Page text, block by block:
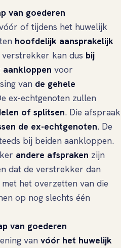
van goederen
of tijdens het huwelijk
hoofdelijk aansprakelijk
kan dus bij
voor
van de gehele
ex-echtgenoten zullen
of splitsen. Die afspraak
de ex-echtgenoten. De
bij beiden aankloppen.
andere afspraken zijn
dat de verstrekker dan
het overzetten van die
op nog slechts één
van goederen
van vóór het huwelijk